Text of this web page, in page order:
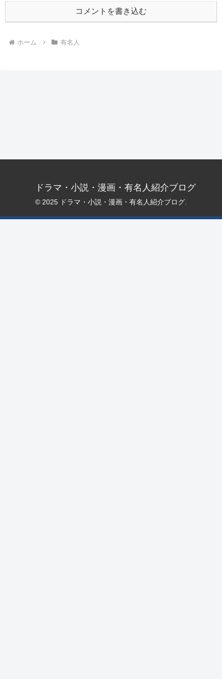
コメントを書き込む
ホーム 有名人
ドラマ・小説・漫画・有名人紹介ブログ
© 2025 ドラマ・小説・漫画・有名人紹介ブログ.